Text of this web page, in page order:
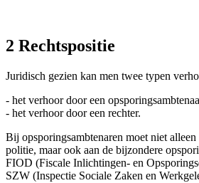
2 Rechtspositie
Juridisch gezien kan men twee typen
- het verhoor door een
- het verhoor door een rechter.
Bij opsporingsambtenaren moet niet
politie, maar ook aan de bijzondere
FIOD (Fiscale Inlichtingen- en
SZW (Inspectie Sociale Zaken en